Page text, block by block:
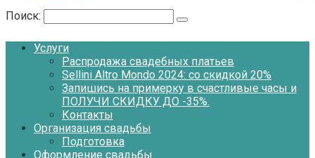
Поиск:
Услуги
Распродажа свадебных платьев
Sellini Altro Mondo 2024: со скидкой 20%
Запишись на примерку в счастливые часы и
ПОЛУЧИ СКИДКУ ДО -35%.
Контакты
Организация свадьбы
Подготовка
Оформление свадьбы